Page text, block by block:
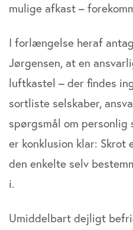
mulige afkast –
I forlængelse heraf
Jørgensen, at en
luftkastel – der findes
sortliste selskaber,
spørgsmål om personlig
er konklusion klar: Skrot
den enkelte selv
i.
Umiddelbart dejligt